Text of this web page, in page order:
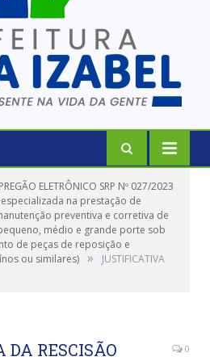
PREGÃO ELETRÔNICO SRP Nº 027/2023
na prestação de
preventiva e corretiva de
médio e grande porte sob
de peças de reposição e
ou similares) »
JUSTIFICATIVA
RESCISÃO 0